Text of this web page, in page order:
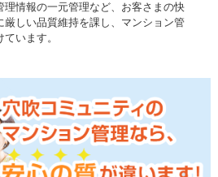
理情報の一元管理など、お客さまの快
厳しい品質維持を課し、マンション管
います。